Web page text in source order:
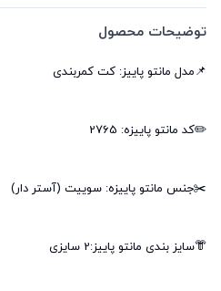
توضیحات محصول